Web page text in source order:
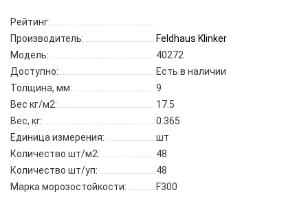
Рейтинг:
Производитель:
Feldhaus Klinker
Модель:
40272
Доступно:
Есть в наличии
Толщина, мм:
9
Вес кг/м2:
17.5
Вес, кг:
0.365
Единица измерения:
шт
Количество шт/м2:
48
Количество шт/уп:
48
Марка морозостойкости:
F300